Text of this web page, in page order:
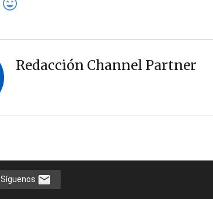
Redacción Channel Partner
Síguenos